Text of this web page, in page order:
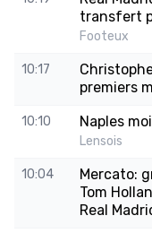
transfert
Footeux
10:17
premiers
10:10 Naples
Lensois
10:04
Mercato:
Tom
Real